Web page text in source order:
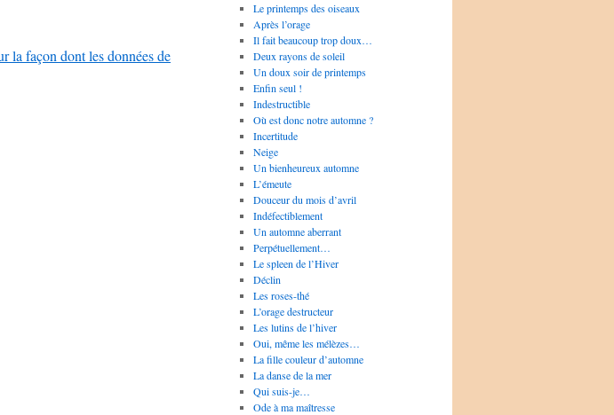
la façon dont les données de
Le printemps des oiseaux
Après l’orage
Il fait beaucoup trop doux…
Deux rayons de soleil
Un doux soir de printemps
Enfin seul !
Indestructible
Où est donc notre automne ?
Incertitude
Neige
Un bienheureux automne
L’émeute
Douceur du mois d’avril
Indéfectiblement
Un automne aberrant
Perpétuellement…
Le spleen de l’Hiver
Déclin
Les roses-thé
L’orage destructeur
Les lutins de l’hiver
Oui, même les mélèzes…
La fille couleur d’automne
La danse de la mer
Qui suis-je…
Ode à ma maîtresse